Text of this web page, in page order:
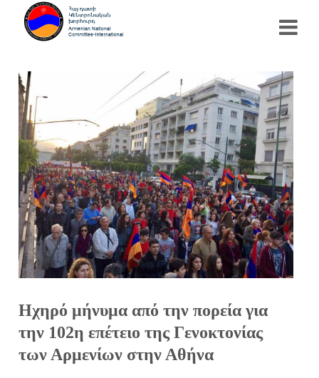
Ηχηρό μήνυμα από την πορεία για
την 102η επέτειο της Γενοκτονίας
των Αρμενίων στην Αθήνα